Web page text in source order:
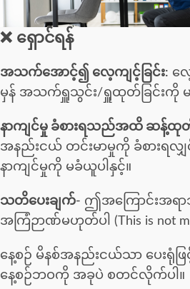
❌ ရှောင်ရန်
အသက်အောင့်၍ လေ့ကျင့်ခြင်း: လ
မှန် အသက်ရှူသွင်း/ရှူထုတ်ခြင်းကို မ
နာကျင်မှု ခံစားရသည်အထိ ဆန့်ထုတ်
အနည်းငယ် တင်းမာမှုကို ခံစားရလျှင်
နာကျင်မှုကို မခံယူပါနှင့်။
သတိပေးချက်- ဤအကြောင်းအရ
အကြံဉာဏ်မဟုတ်ပါ (This is not
နေ့စဉ် မိနစ်အနည်းငယ်သာ ပေးရုံဖ
နေ့စဉ်ဘဝကို အခုပဲ စတင်လိုက်ပါ။